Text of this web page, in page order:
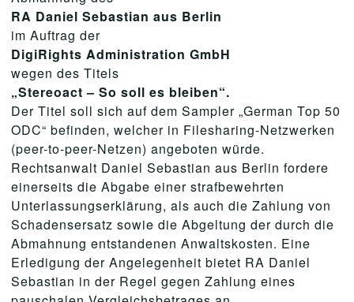
RA Daniel Sebastian aus Berlin
im Auftrag der
DigiRights Administration GmbH
wegen des Titels
„Stereoact – So soll es bleiben“.
Der Titel soll sich auf dem Sampler „German Top 50
ODC“ befinden, welcher in Filesharing-Netzwerken
(peer-to-peer-Netzen) angeboten würde.
Rechtsanwalt Daniel Sebastian aus Berlin fordere
einerseits die Abgabe einer strafbewehrten
Unterlassungserklärung, als auch die Zahlung von
Schadensersatz sowie die Abgeltung der durch die
Abmahnung entstandenen Anwaltskosten. Eine
Erledigung der Angelegenheit bietet RA Daniel
Sebastian in der Regel gegen Zahlung eines